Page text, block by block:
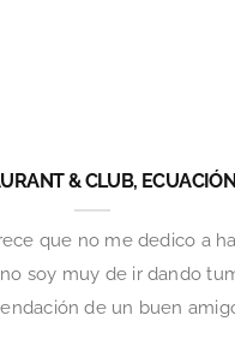
& CLUB,
que no me dedico a
soy muy de ir dando
de un buen